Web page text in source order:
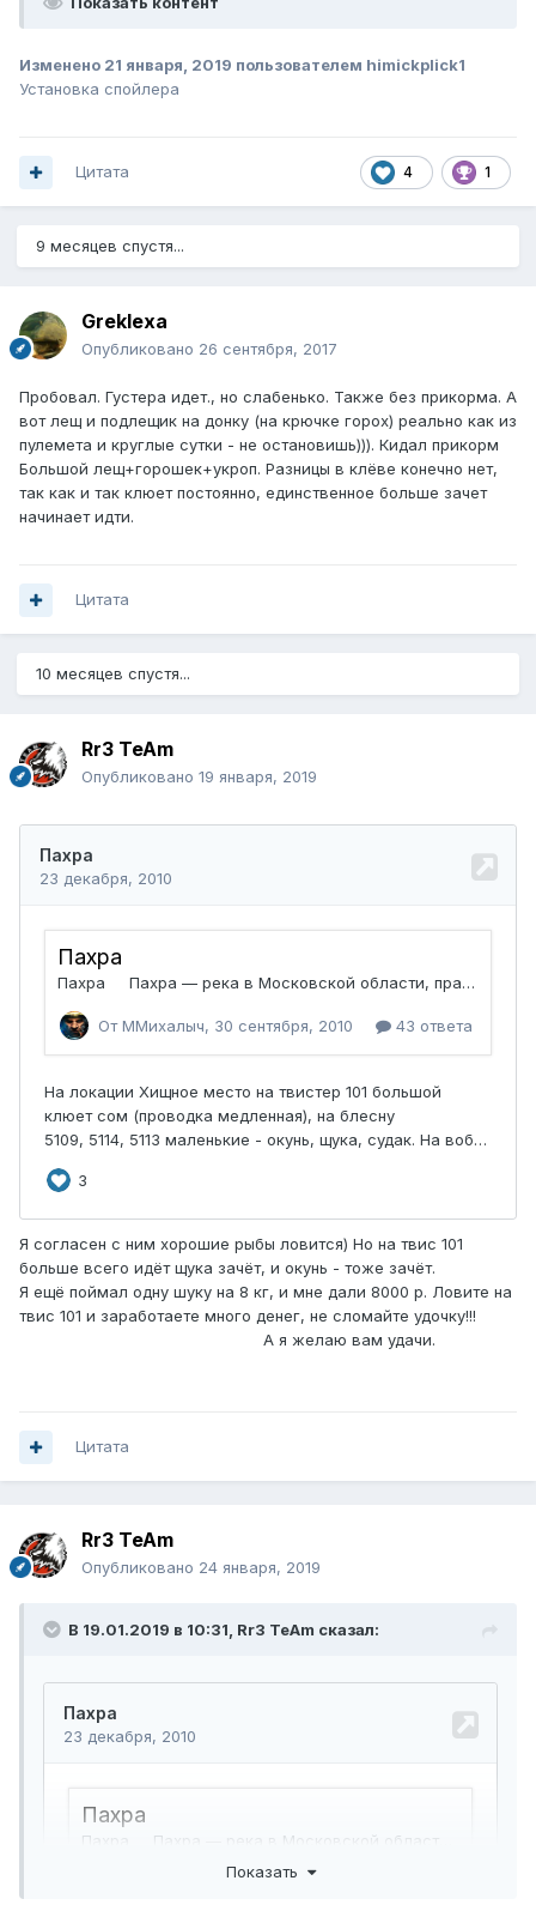
Изменено 21 января, 2019 пользователем himickplick1
Установка спойлера
4 1
Цитата
9 месяцев спустя...
Greklexa
Опубликовано 26 сентября, 2017
Пробовал. Густера идет., но слабенько. Также без прикорма. А
вот лещ и подлещик на донку (на крючке горох) реально как из
пулемета и круглые сутки - не остановишь))). Кидал прикорм
Большой лещ+горошек+укроп. Разницы в клёве конечно нет,
так как и так клюет постоянно, единственное больше зачет
начинает идти.
Цитата
10 месяцев спустя...
Rr3 TeAm
Опубликовано 19 января, 2019
Я согласен с ним хорошие рыбы ловится) Но на твис 101
больше всего идёт щука зачёт, и окунь - тоже зачёт.
Я ещё поймал одну шуку на 8 кг, и мне дали 8000 р. Ловите на
твис 101 и заработаете много денег, не сломайте удочку!!!
А я желаю вам удачи.
Цитата
Rr3 TeAm
Опубликовано 24 января, 2019
В 19.01.2019 в 10:31, Rr3 TeAm сказал:
Показать